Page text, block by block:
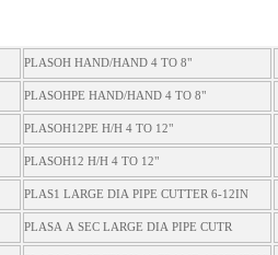
PLASOH HAND/HAND 4 TO 8"
PLASOHPE HAND/HAND 4 TO 8"
PLASOH12PE H/H 4 TO 12"
PLASOH12 H/H 4 TO 12"
PLAS1 LARGE DIA PIPE CUTTER 6-12IN
PLASA A SEC LARGE DIA PIPE CUTR